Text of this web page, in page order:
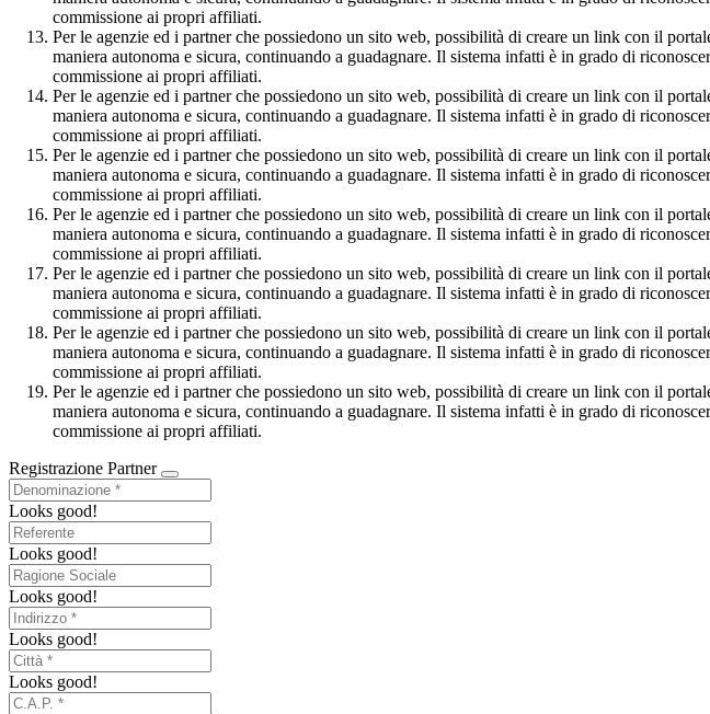
commissione ai propri affiliati.
Per le agenzie ed i partner che possiedono un sito web, possibilità di creare un link con il
maniera autonoma e sicura, continuando a guadagnare. Il sistema infatti è in grado di
commissione ai propri affiliati.
Per le agenzie ed i partner che possiedono un sito web, possibilità di creare un link con il
maniera autonoma e sicura, continuando a guadagnare. Il sistema infatti è in grado di
commissione ai propri affiliati.
Per le agenzie ed i partner che possiedono un sito web, possibilità di creare un link con il
maniera autonoma e sicura, continuando a guadagnare. Il sistema infatti è in grado di
commissione ai propri affiliati.
Per le agenzie ed i partner che possiedono un sito web, possibilità di creare un link con il
maniera autonoma e sicura, continuando a guadagnare. Il sistema infatti è in grado di
commissione ai propri affiliati.
Per le agenzie ed i partner che possiedono un sito web, possibilità di creare un link con il
maniera autonoma e sicura, continuando a guadagnare. Il sistema infatti è in grado di
commissione ai propri affiliati.
Per le agenzie ed i partner che possiedono un sito web, possibilità di creare un link con il
maniera autonoma e sicura, continuando a guadagnare. Il sistema infatti è in grado di
commissione ai propri affiliati.
Per le agenzie ed i partner che possiedono un sito web, possibilità di creare un link con il
maniera autonoma e sicura, continuando a guadagnare. Il sistema infatti è in grado di
commissione ai propri affiliati.
Registrazione Partner
Looks good!
Looks good!
Looks good!
Looks good!
Looks good!